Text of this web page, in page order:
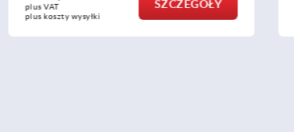
plus VAT
plus koszty wysyłki
SZCZEGÓŁY